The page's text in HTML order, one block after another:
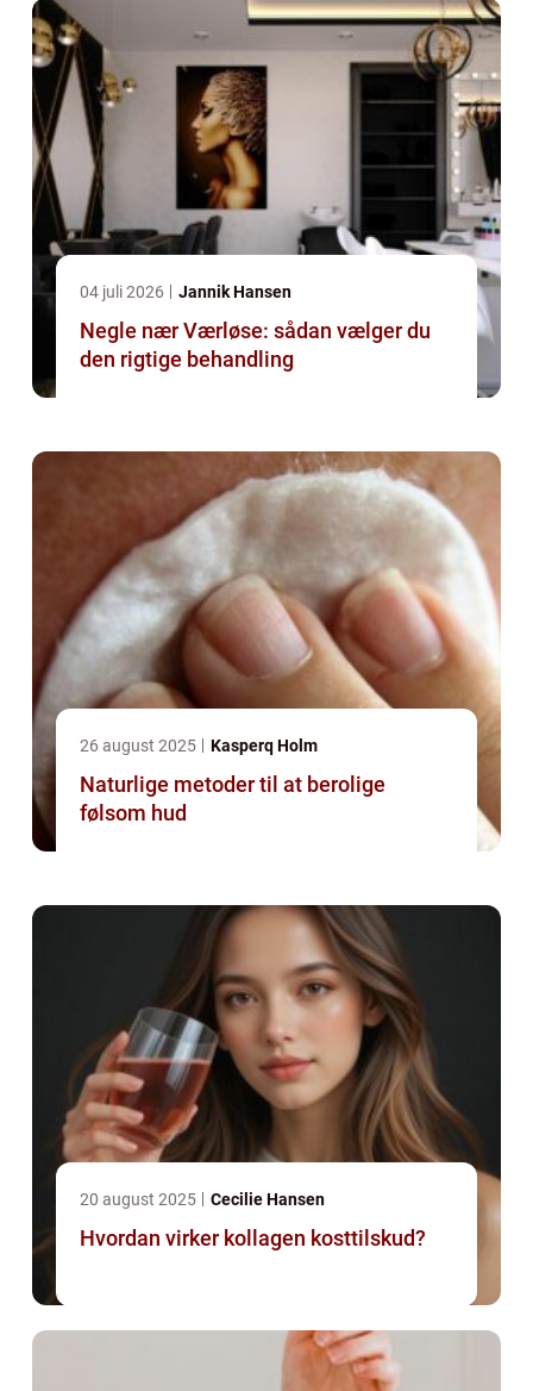
04 juli 2026 Jannik Hansen
Negle nær Værløse: sådan vælger du
den rigtige behandling
26 august 2025 Kasperq Holm
Naturlige metoder til at berolige
følsom hud
20 august 2025 Cecilie Hansen
Hvordan virker kollagen kosttilskud?